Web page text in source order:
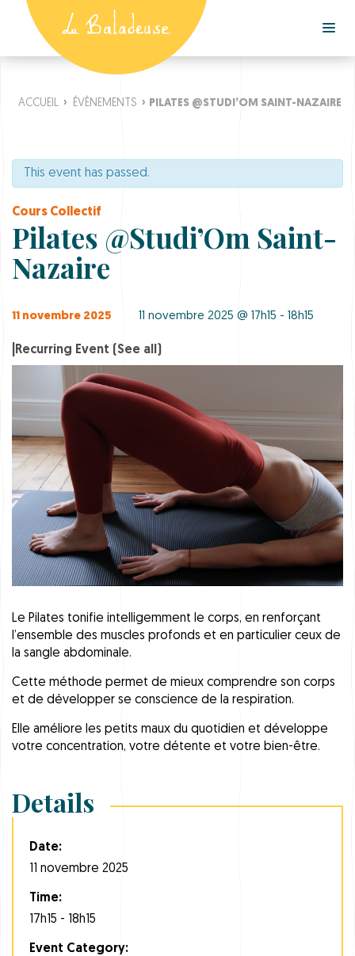
ACCUEIL › ÉVÈNEMENTS › PILATES @STUDI’OM SAINT-NAZAIRE
This event has passed.
Cours Collectif
Pilates @Studi’Om Saint-
Nazaire
11 novembre 2025 11 novembre 2025 @ 17h15 - 18h15
Recurring Event (See all)
Le Pilates tonifie intelligemment le corps, en renforçant
l’ensemble des muscles profonds et en particulier ceux de
la sangle abdominale.
Cette méthode permet de mieux comprendre son corps
et de développer se conscience de la respiration.
Elle améliore les petits maux du quotidien et développe
votre concentration, votre détente et votre bien-être.
Details
Date:
11 novembre 2025
Time:
17h15 - 18h15
Event Category: